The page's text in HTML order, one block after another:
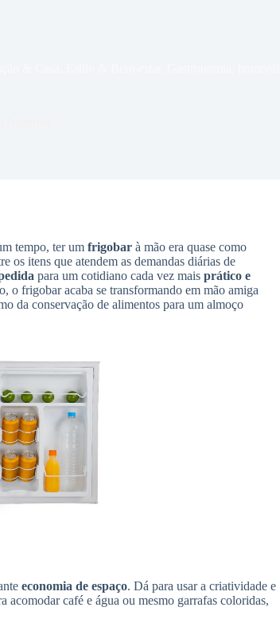
tempo, ter um frigobar à mão era quase como
itens que atendem as demandas diárias de
para um cotidiano cada vez mais prático e
o frigobar acaba se transformando em mão amiga
da conservação de alimentos para um almoço
economia de espaço. Dá para usar a criatividade e
café e água ou mesmo garrafas coloridas,